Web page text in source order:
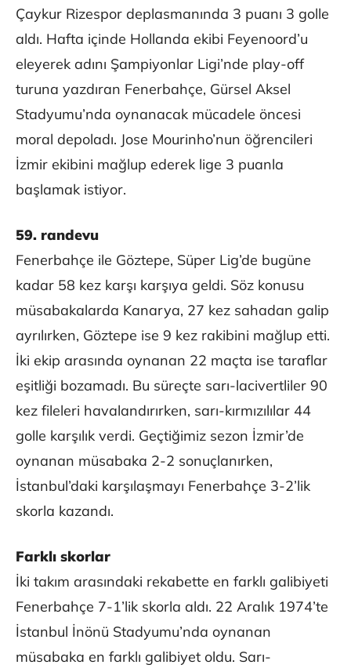
Çaykur Rizespor deplasmanında 3 puanı 3 golle
aldı. Hafta içinde Hollanda ekibi Feyenoord’u
eleyerek adını Şampiyonlar Ligi’nde play-off
turuna yazdıran Fenerbahçe, Gürsel Aksel
Stadyumu’nda oynanacak mücadele öncesi
moral depoladı. Jose Mourinho’nun öğrencileri
İzmir ekibini mağlup ederek lige 3 puanla
başlamak istiyor.
59. randevu
Fenerbahçe ile Göztepe, Süper Lig’de bugüne
kadar 58 kez karşı karşıya geldi. Söz konusu
müsabakalarda Kanarya, 27 kez sahadan galip
ayrılırken, Göztepe ise 9 kez rakibini mağlup etti.
İki ekip arasında oynanan 22 maçta ise taraflar
eşitliği bozamadı. Bu süreçte sarı-lacivertliler 90
kez fileleri havalandırırken, sarı-kırmızılılar 44
golle karşılık verdi. Geçtiğimiz sezon İzmir’de
oynanan müsabaka 2-2 sonuçlanırken,
İstanbul’daki karşılaşmayı Fenerbahçe 3-2’lik
skorla kazandı.
Farklı skorlar
İki takım arasındaki rekabette en farklı galibiyeti
Fenerbahçe 7-1’lik skorla aldı. 22 Aralık 1974’te
İstanbul İnönü Stadyumu’nda oynanan
müsabaka en farklı galibiyet oldu. Sarı-